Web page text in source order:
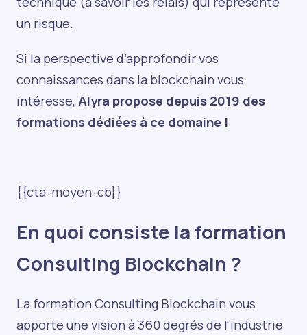
un risque.
Si la perspective d’approfondir vos
connaissances dans la blockchain vous
intéresse, Alyra propose depuis 2019 des
formations dédiées à ce domaine !
{{cta-moyen-cb}}
En quoi consiste la formation
Consulting Blockchain ?
La formation Consulting Blockchain vous
apporte une vision à 360 degrés de l'industrie